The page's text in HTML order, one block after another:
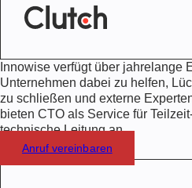
Innowise verfügt über jahrelange
Unternehmen dabei zu helfen,
zu schließen und externe
bieten CTO als Service für
technische Leitung an.
Anruf vereinbaren